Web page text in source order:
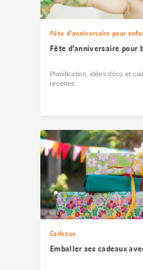
Fête d’anniversaire pour
Fête d’anniversaire pour
Planification, idées déco et
recettes.
Cadeaux
Emballer ses cadeaux